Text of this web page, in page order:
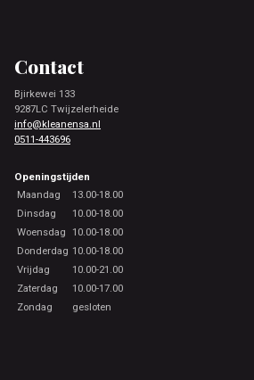
Contact
Bjirkewei 133
9287LC Twijzelerheide
info@kleanensa.nl
0511-443696
Openingstijden
Maandag
13.00-18.00
Dinsdag
10.00-18.00
Woensdag 10.00-18.00
Donderdag 10.00-18.00
Vrijdag
10.00-21.00
Zaterdag
10.00-17.00
Zondag
gesloten